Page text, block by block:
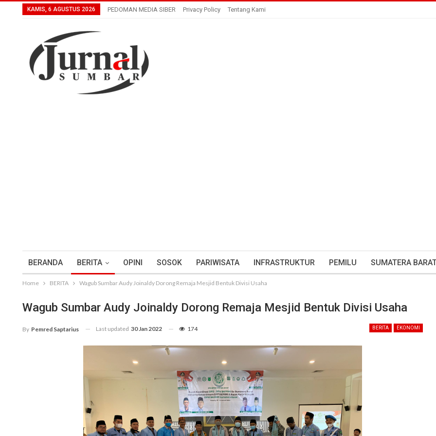
KAMIS, 6 AGUSTUS 2026 PEDOMAN MEDIA SIBER Privacy Policy Tentang Kami
BERANDA BERITA OPINI SOSOK PARIWISATA INFRASTRUKTUR PEMILU SUMATERA
Home BERITA Wagub Sumbar Audy Joinaldy Dorong Remaja Mesjid Bentuk Divisi Usaha
Wagub Sumbar Audy Joinaldy Dorong Remaja Mesjid Bentuk Divisi Usaha
BERITA EKONOMI
By Pemred Saptarius Last updated 30 Jan 2022 174